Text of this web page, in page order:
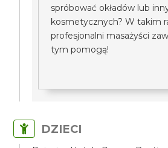
spróbować okładów lub
kosmetycznych? W takim
profesjonalni masażyści
tym pomogą!
DZIECI